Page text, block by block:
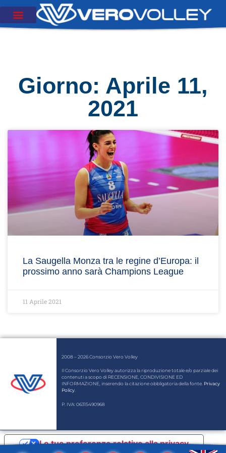
Giorno: Aprile 11,
2021
La Saugella Monza tra le regine d’Europa: il
prossimo anno sarà Champions League
11 Aprile 2021
2008 – 2026 Consorzio Vero Volley
Il Consorzio Vero Volley autorizza la riproduzione totale e/o parziale dei
contenuti a scopo di RECENSIONE, CONDIVISIONE ED
INFORMAZIONE, inserendo la citazione obbligatoria della fonte. Privacy
Policy.
P. IVA: 06315490968
Le tue preferenze relative alla privacy